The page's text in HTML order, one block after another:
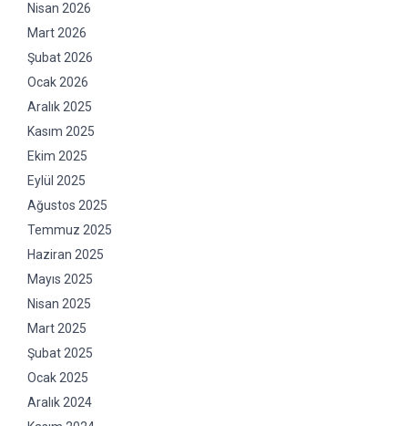
Nisan 2026
Mart 2026
Şubat 2026
Ocak 2026
Aralık 2025
Kasım 2025
Ekim 2025
Eylül 2025
Ağustos 2025
Temmuz 2025
Haziran 2025
Mayıs 2025
Nisan 2025
Mart 2025
Şubat 2025
Ocak 2025
Aralık 2024